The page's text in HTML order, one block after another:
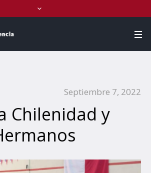
Septiembre 7, 2022
Chilenidad y